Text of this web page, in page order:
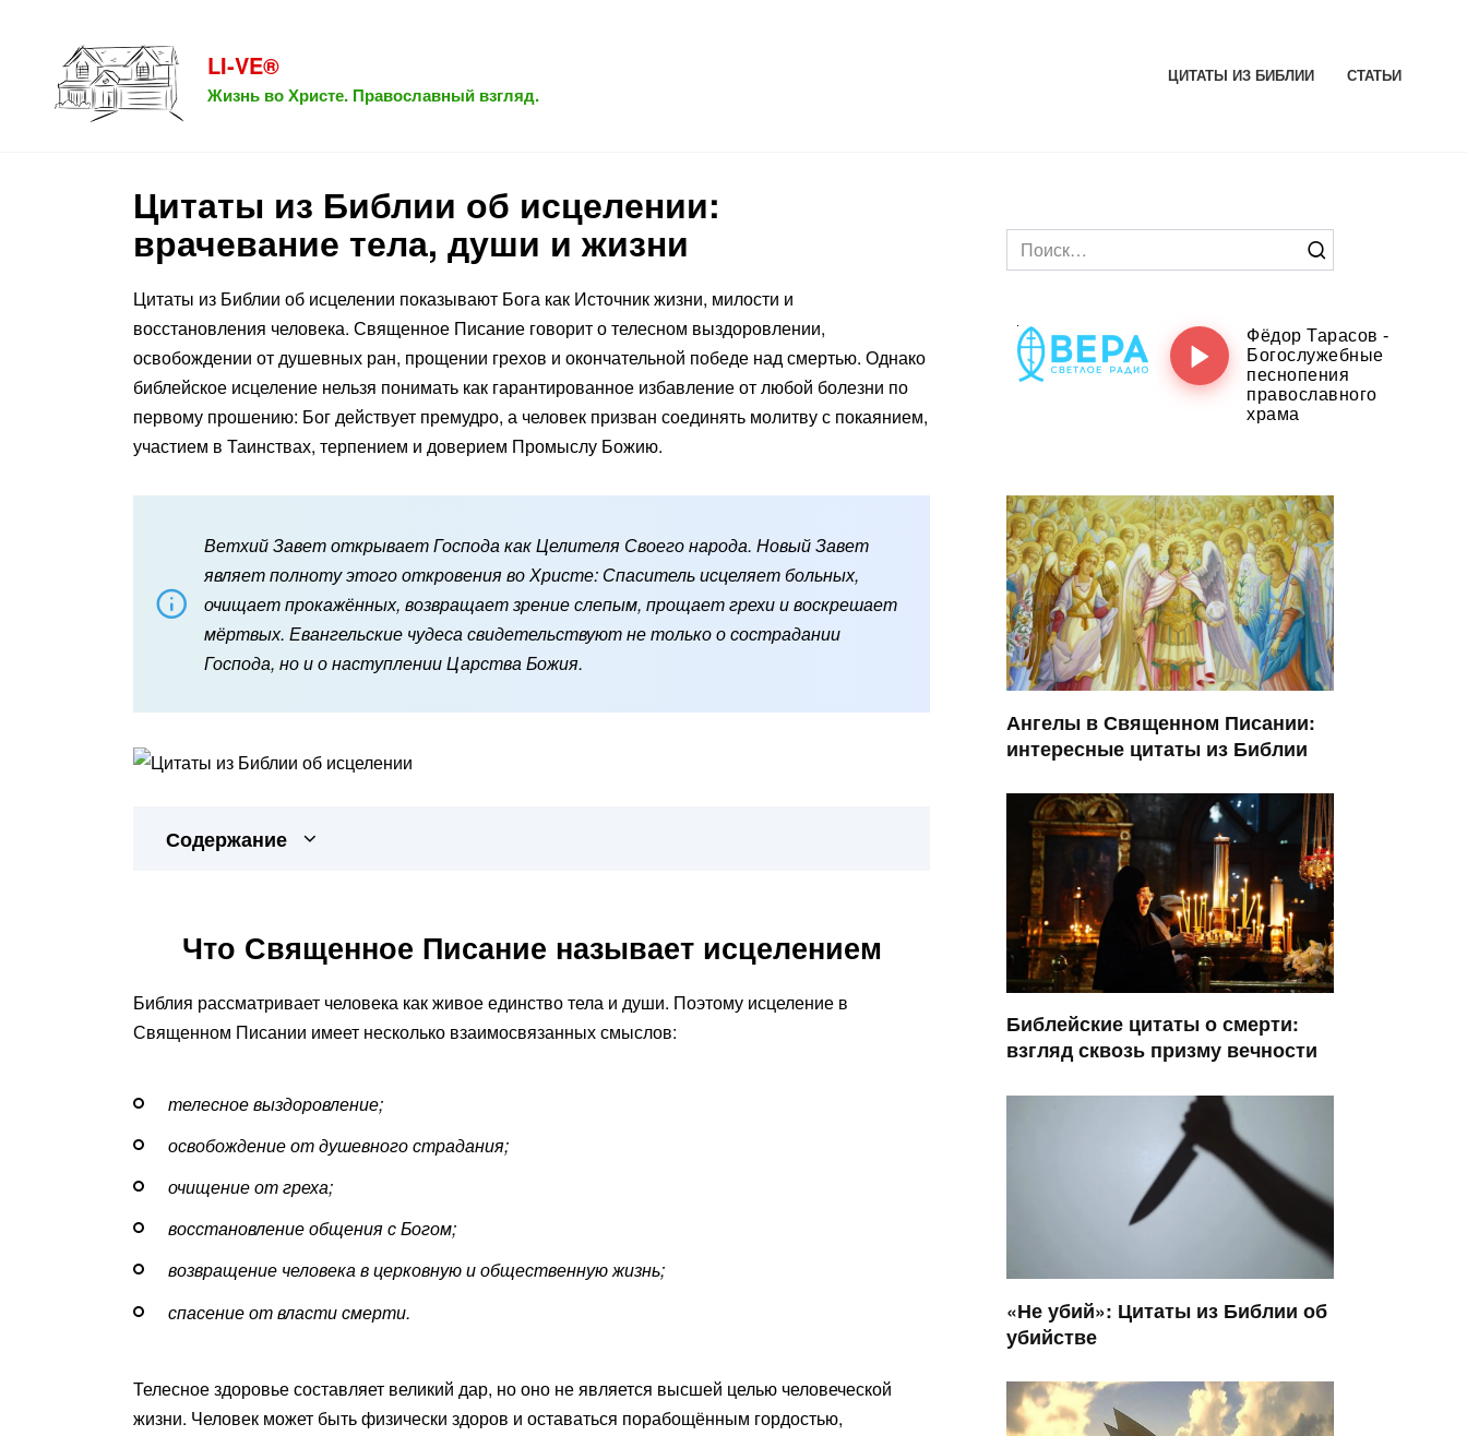
содержанию
LI-VE®
Жизнь во Христе. Православный взгляд.
ЦИТАТЫ ИЗ БИБЛИИ СТАТЬИ
Цитаты из Библии об исцелении:
врачевание тела, души и жизни
Цитаты из Библии об исцелении показывают Бога как Источник жизни, милости и
восстановления человека. Священное Писание говорит о телесном выздоровлении,
освобождении от душевных ран, прощении грехов и окончательной победе над смертью. Однако
библейское исцеление нельзя понимать как гарантированное избавление от любой болезни по
первому прошению: Бог действует премудро, а человек призван соединять молитву с покаянием,
участием в Таинствах, терпением и доверием Промыслу Божию.
Ветхий Завет открывает Господа как Целителя Своего народа. Новый Завет
являет полноту этого откровения во Христе: Спаситель исцеляет больных,
очищает прокажённых, возвращает зрение слепым, прощает грехи и воскрешает
мёртвых. Евангельские чудеса свидетельствуют не только о сострадании
Господа, но и о наступлении Царства Божия.
Содержание
Что Священное Писание называет исцелением
Библия рассматривает человека как живое единство тела и души. Поэтому исцеление в
Священном Писании имеет несколько взаимосвязанных смыслов:
телесное выздоровление;
освобождение от душевного страдания;
очищение от греха;
восстановление общения с Богом;
возвращение человека в церковную и общественную жизнь;
спасение от власти смерти.
Телесное здоровье составляет великий дар, но оно не является высшей целью человеческой
жизни. Человек может быть физически здоров и оставаться порабощённым гордостью,
Search
for:
Ангелы в Священном Писании:
интересные цитаты из Библии
Библейские цитаты о смерти:
взгляд сквозь призму вечности
«Не убий»: Цитаты из Библии об
убийстве